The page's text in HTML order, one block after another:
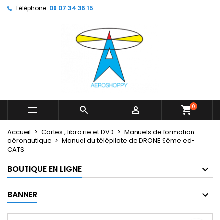
Téléphone: 06 07 34 36 15
   shopping_cart0
Accueil Cartes , librairie et DVD
Manuels de formation
aéronautique
Manuel du télépilote de DRONE 9ème ed-
CATS
BOUTIQUE EN LIGNE
BANNER
My wishlists ×
Create new list
Créer une liste d'envies ×
Nom de la liste d'envies
Connexion ×
Vous devez être connecté pour ajouter des produits
Annuler